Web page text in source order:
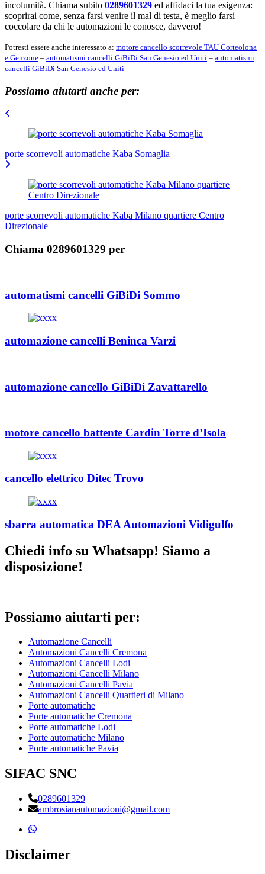
incolumità. Chiama subito 0289601329 ed affidaci la tua esigenza:
scoprirai come, senza farsi venire il mal di testa, è meglio farsi
coccolare da chi le automazioni le conosce, davvero!
Potresti essere anche interessato a: motore cancello scorrevole TAU Corteolona
e Genzone – automatismi cancelli GiBiDi San Genesio ed Uniti – automatismi
cancelli GiBiDi San Genesio ed Uniti
Possiamo aiutarti anche per:
Navigazione
articoli
porte scorrevoli automatiche Kaba Somaglia
porte scorrevoli automatiche Kaba Milano quartiere Centro
Direzionale
Chiama 0289601329 per
automatismi cancelli GiBiDi Sommo
automazione cancelli Beninca Varzi
automazione cancello GiBiDi Zavattarello
motore cancello battente Cardin Torre d’Isola
cancello elettrico Ditec Trovo
sbarra automatica DEA Automazioni Vidigulfo
Chiedi info su Whatsapp! Siamo a
disposizione!
Possiamo aiutarti per:
Automazione Cancelli
Automazioni Cancelli Cremona
Automazioni Cancelli Lodi
Automazioni Cancelli Milano
Automazioni Cancelli Pavia
Automazioni Cancelli Quartieri di Milano
Porte automatiche
Porte automatiche Cremona
Porte automatiche Lodi
Porte automatiche Milano
Porte automatiche Pavia
SIFAC SNC
0289601329
ambrosianautomazioni@gmail.com
Disclaimer